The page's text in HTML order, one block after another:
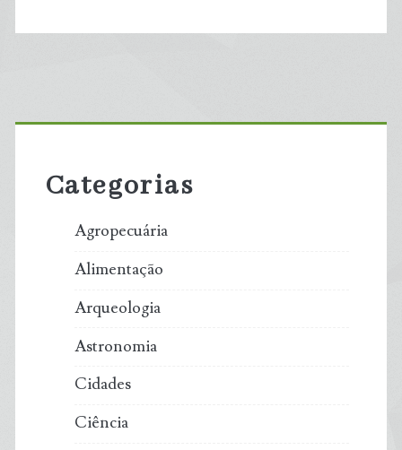
de
Primary
Categorias
Agropecuária
Alimentação
Arqueologia
Astronomia
Cidades
Ciência